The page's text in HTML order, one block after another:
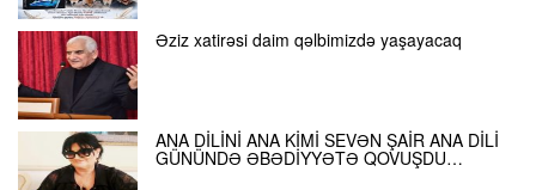
Əziz xatirəsi daim qəlbimizdə yaşayacaq
ANA DİLİNİ ANA KİMİ SEVƏN ŞAİR ANA DİLİ
GÜNÜNDƏ ƏBƏDİYYƏTƏ QOVUŞDU…